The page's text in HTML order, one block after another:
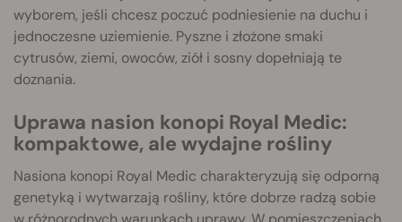
wyborem, jeśli chcesz poczuć podniesienie na duchu i
jednoczesne uziemienie. Pyszne i złożone smaki
cytrusów, ziemi, owoców, ziół i sosny dopełniają te
doznania.
Uprawa nasion konopi Royal Medic:
kompaktowe, ale wydajne rośliny
Nasiona konopi Royal Medic charakteryzują się odporną
genetyką i wytwarzają rośliny, które dobrze radzą sobie